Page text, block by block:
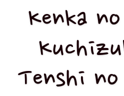
Kenka
Tenshi